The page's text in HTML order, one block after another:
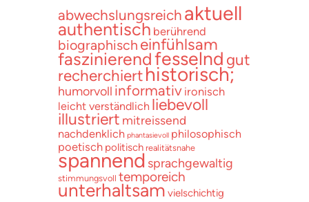
abwechslungsreich aktuell
authentisch berührend
biographisch einfühlsam
faszinierendfesselnd gut
recherchierthistorisch;
humorvoll informativ ironisch
leicht verständlich liebevoll
illustriert mitreissend
nachdenklich phantasievoll philosophisch
poetisch politisch realitätsnahe
spannend sprachgewaltig
stimmungsvoll temporeich
unterhaltsam vielschichtig